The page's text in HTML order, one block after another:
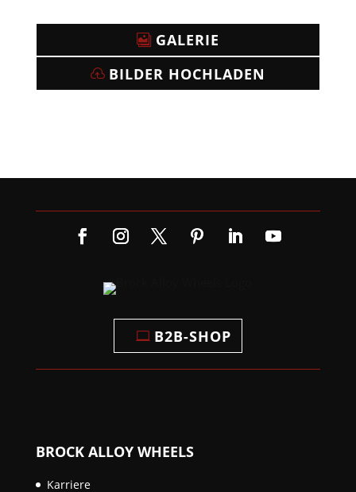
GALERIE
BILDER HOCHLADEN
B2B-SHOP
BROCK ALLOY WHEELS
Karriere